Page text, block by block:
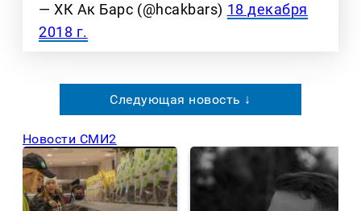
— ХК Ак Барс (@hcakbars) 18 декабря
2018 г.
Следующая новость ↓
Новости СМИ2